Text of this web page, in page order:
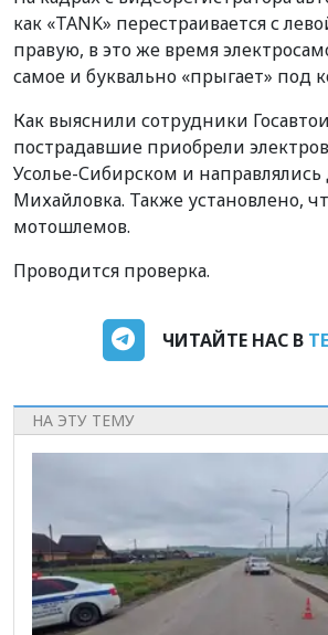
как «TANK» перестраивается с
правую, в это же время
самое и буквально «прыгает» под
Как выяснили сотрудники
пострадавшие приобрели
Усолье-Сибирском и
Михайловка. Также установлено,
мотошлемов.
Проводится проверка.
ЧИТАЙТЕ НАС В
НА ЭТУ ТЕМУ